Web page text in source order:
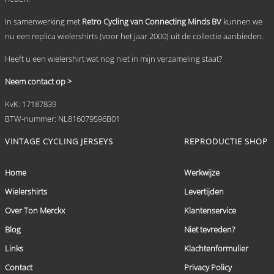
In samenwerking met Retro Cycling van Connecting Minds BV kunnen we
nu een replica wielershirts (voor het jaar 2000) uit de collectie aanbieden.
Heeft u een wielershirt wat nog niet in mijn verzameling staat?
Neem contact op >
KvK: 17187839
BTW-nummer: NL816079596B01
VINTAGE CYCLING JERSEYS
Home
Wielershirts
Over Ton Merckx
Blog
Links
Contact
REPRODUCTIE SHOP
Werkwijze
Levertijden
Klantenservice
Niet tevreden?
Klachtenformulier
Privacy Policy